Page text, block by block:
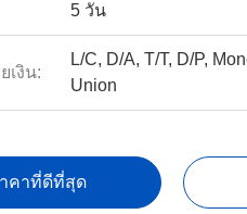
5 วัน
เงิน:
L/C, D/A, T/T, D/P,
Union
คาที่ดีที่สุด